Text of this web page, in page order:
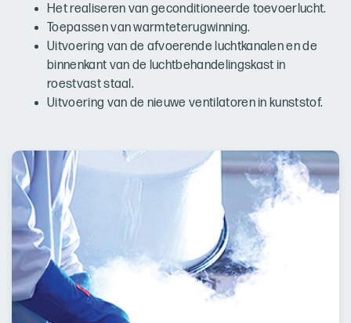
Het realiseren van geconditioneerde toevoerlucht.
Toepassen van warmteterugwinning.
Uitvoering van de afvoerende luchtkanalen en de
binnenkant van de luchtbehandelingskast in
roestvast staal.
Uitvoering van de nieuwe ventilatoren in kunststof.